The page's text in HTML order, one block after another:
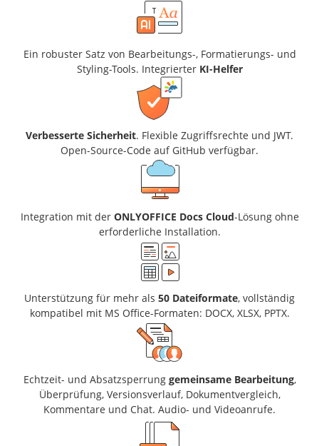
Ein robuster Satz von Bearbeitungs-, Formatierungs- und
Styling-Tools. Integrierter KI-Helfer
Verbesserte Sicherheit. Flexible Zugriffsrechte und JWT.
Open-Source-Code auf GitHub verfügbar.
Integration mit der ONLYOFFICE Docs Cloud-Lösung ohne
erforderliche Installation.
Unterstützung für mehr als 50 Dateiformate, vollständig
kompatibel mit MS Office-Formaten: DOCX, XLSX, PPTX.
Echtzeit- und Absatzsperrung gemeinsame Bearbeitung,
Überprüfung, Versionsverlauf, Dokumentvergleich,
Kommentare und Chat. Audio- und Videoanrufe.